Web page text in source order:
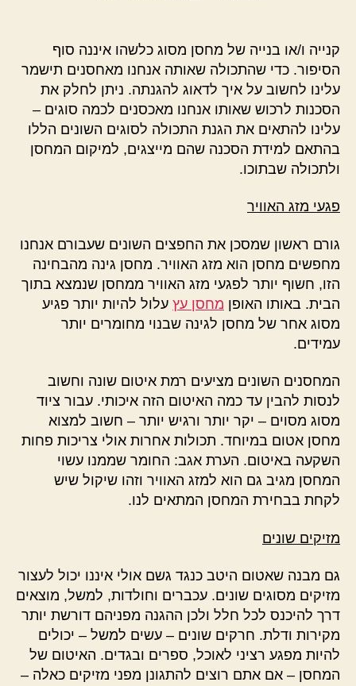
קנייה ו/או בנייה של מחסן מסוג כלשהו איננה סוף
הסיפור. כדי שהתכולה שאותה אנחנו מאחסנים תישמר
עלינו לחשוב על איך לדאוג להגנתה. ניתן לחלק את
הסכנות לרכוש שאותו אנחנו מאכסנים לכמה סוגים –
עלינו להתאים את הגנת התכולה לסוגים השונים הללו
בהתאם למידת הסכנה שהם מייצגים, למיקום המחסן
ולתכולה שבתוכו.
פגעי מזג האוויר
גורם ראשון שמסכן את החפצים השונים שעבורם אנחנו
מחפשים מחסן הוא מזג האוויר. מחסן גינה מהבחינה
הזו, חשוף יותר לפגעי מזג האוויר ממחסן שנמצא בתוך
הבית. באותו האופן מחסן עץ עלול להיות יותר פגיע
מסוג אחר של מחסן לגינה שבנוי מחומרים יותר
עמידים.
המחסנים השונים מציעים רמת איטום שונה וחשוב
לנסות להבין עד כמה האיטום הזה איכותי. עבור ציוד
מסוג מסוים – יקר יותר ורגיש יותר – חשוב למצוא
מחסן אטום במיוחד. תכולות אחרות אולי צריכות פחות
השקעה באיטום. הערת אגב: החומר שממנו עשוי
המחסן מגיב גם הוא למזג האוויר וזהו שיקול שיש
לקחת בבחירת המחסן המתאים לנו.
מזיקים שונים
גם מבנה שאטום היטב כנגד גשם אולי איננו יכול לעצור
מזיקים מסוגים שונים. עכברים וחולדות, למשל, מוצאים
דרך להיכנס לכל חלל ולכן ההגנה מפניהם דורשת יותר
מקירות ודלת. חרקים שונים – עשים למשל – יכולים
להיות מפגע רציני לאוכל, ספרים ובגדים. האיטום של
המחסן – אם אתם רוצים להתגונן מפני מזיקים כאלה –